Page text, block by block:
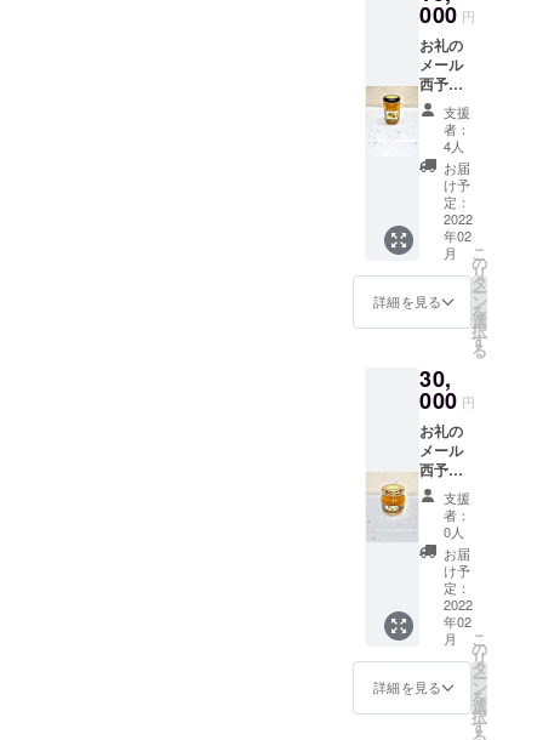
リジナ
ルトー
トバッ
ク （A
4サイズ
が入る
サイズ
の縦型
不織布
トート
す。）
000 円
お礼の
メール
西予自
然工
房 百
花はち
みつ
170g オ
リジナ
ルトー
トバッ
ク （A
4サイズ
が入る
サイズ
の縦型
トート
で
す。）
支援
者：
4人
お届
け予
定：
2022
年02
月
詳細を見る
こ
の
リ
タ
ー
ン
を
選
択
す
る
30,
000 円
お礼の
メール
西予自
然工
房 百
花はち
みつ
330g
セット
オリジ
ナル
トート
バック
（A 4サ
イズが
入るサ
支援
者：
0人
お届
け予
定：
2022
年02
月
詳細を見る
こ
の
リ
タ
ー
ン
を
選
択
す
る